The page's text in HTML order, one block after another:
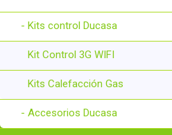
- Kits control Ducasa
Kit Control 3G WIFI
Kits Calefacción Gas
- Accesorios Ducasa